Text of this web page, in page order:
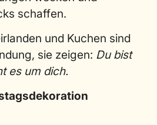
schaffen.
und Kuchen sind
sie zeigen: Du bist
es um dich.